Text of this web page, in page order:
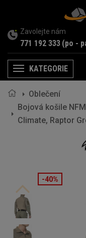
Zavolejte nám
771 192 333 (po -
MenuKATEGORIE
Oblečení
Bojová košile
Climate, Raptor
-40%